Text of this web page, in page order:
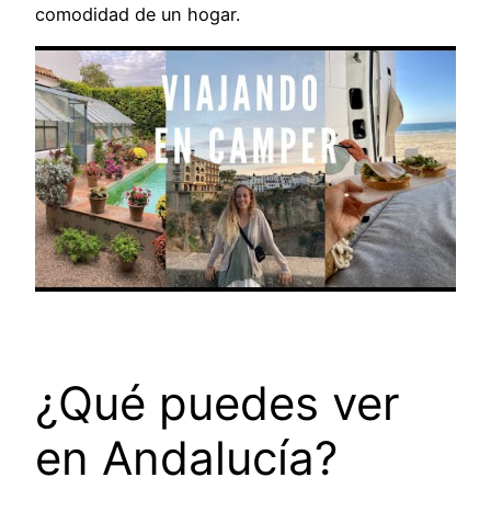
comodidad de un hogar.
¿Qué puedes ver
en Andalucía?